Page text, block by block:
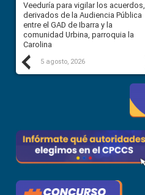
Previous
Veeduría para vigilar los acuerdos,
derivados de la Audiencia Pública
entre el GAD de Ibarra y la
comunidad Urbina, parroquia la
Carolina
5 agosto, 2026